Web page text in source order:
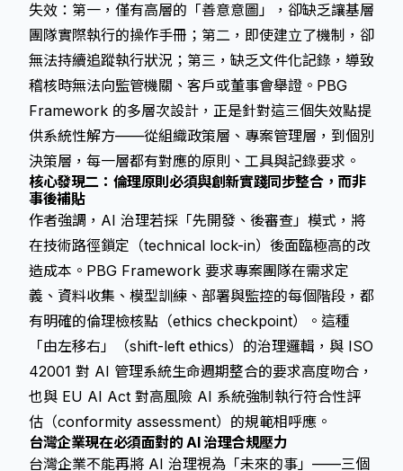
失效：第一，僅有高層的「善意意圖」，卻缺乏讓基層
團隊實際執行的操作手冊；第二，即使建立了機制，卻
無法持續追蹤執行狀況；第三，缺乏文件化記錄，導致
稽核時無法向監管機關、客戶或董事會舉證。PBG
Framework 的多層次設計，正是針對這三個失效點提
供系統性解方——從組織政策層、專案管理層，到個別
決策層，每一層都有對應的原則、工具與記錄要求。
核心發現二：倫理原則必須與創新實踐同步整合，而非
事後補貼
作者強調，AI 治理若採「先開發、後審查」模式，將
在技術路徑鎖定（technical lock-in）後面臨極高的改
造成本。PBG Framework 要求專案團隊在需求定
義、資料收集、模型訓練、部署與監控的每個階段，都
有明確的倫理檢核點（ethics checkpoint）。這種
「由左移右」（shift-left ethics）的治理邏輯，與 ISO
42001 對 AI 管理系統生命週期整合的要求高度吻合，
也與 EU AI Act 對高風險 AI 系統強制執行符合性評
估（conformity assessment）的規範相呼應。
台灣企業現在必須面對的 AI 治理合規壓力
台灣企業不能再將 AI 治理視為「未來的事」——三個